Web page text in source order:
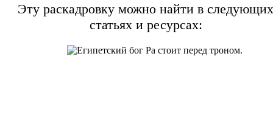
Эту раскадровку можно найти в следующих
статьях и ресурсах: